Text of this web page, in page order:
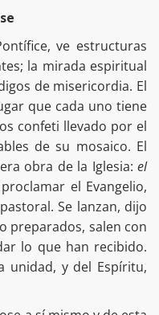
ve estructuras
la mirada espiritual
de misericordia. El
que cada uno tiene
confeti llevado por el
de su mosaico. El
obra de la Iglesia: el
el Evangelio,
Se lanzan, dijo
preparados, salen con
lo que han recibido.
unidad, y del Espíritu,